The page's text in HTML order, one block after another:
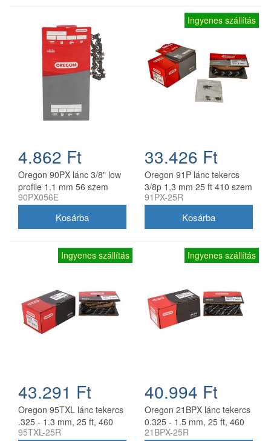
4.862 Ft
Oregon 90PX lánc 3/8" low
profile 1.1 mm 56 szem
90PX056E
Ingyenes szállítás
33.426 Ft
Oregon 91P lánc tekercs
3/8p 1,3 mm 25 ft 410 szem
91PX-25R
Ingyenes szállítás
43.291 Ft
Oregon 95TXL lánc tekercs
.325 - 1.3 mm, 25 ft, 460
szem
95TXL-25R
Ingyenes szállítás
40.994 Ft
Oregon 21BPX lánc tekercs
0.325 - 1.5 mm, 25 ft, 460
szem
21BPX-25R